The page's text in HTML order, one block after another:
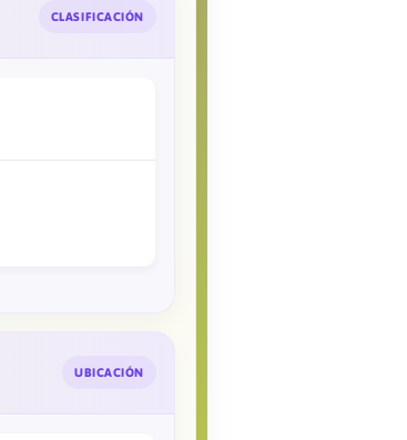
CLASIFICACIÓN
UBICACIÓN